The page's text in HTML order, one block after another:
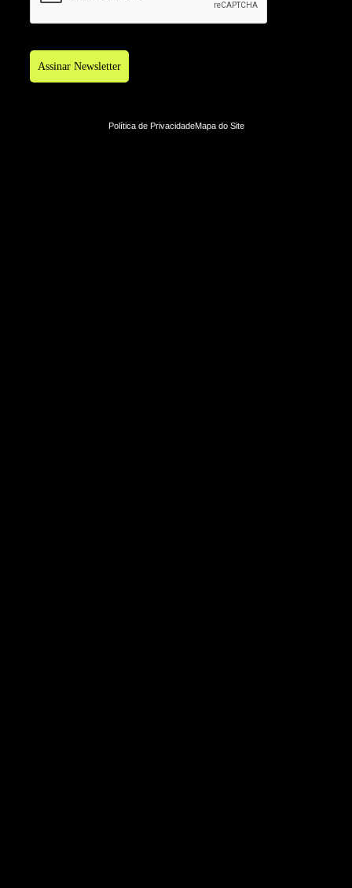
Assinar Newsletter
Política de PrivacidadeMapa do Site